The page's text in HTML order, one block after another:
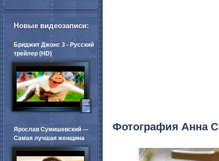
Фотография Анна
Новые видеозаписи:
Бриджит Джонс 3 - Русский
трейлер (HD)
Ярослав Сумишевский ---
Самая лучшая женщина